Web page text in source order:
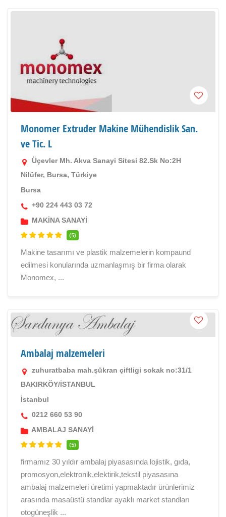
Monomer Extruder Makine Mühendislik San.
ve Tic. L
Üçevler Mh. Akva Sanayi Sitesi 82.Sk No:2H
Nilüfer, Bursa, Türkiye
Bursa
+90 224 443 03 72
MAKİNA SANAYİ
(5)
Makine tasarımı ve plastik malzemelerin kompaund
edilmesi konularında uzmanlaşmış bir firma olarak
Monomex, ...
Ambalaj malzemeleri
zuhuratbaba mah.şükran çiftligi sokak no:31/1
BAKIRKÖY/İSTANBUL
İstanbul
0212 660 53 90
AMBALAJ SANAYİ
(5)
firmamız 30 yıldır ambalaj piyasasında lojistik, gıda,
promosyon,elektronik,elektirik,tekstil piyasasına
ambalaj malzemeleri üretimi yapmaktadır ürünlerimiz
arasında masaüstü standlar ayaklı market standları
otogüneşlik ...